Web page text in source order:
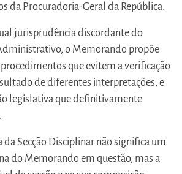
da Procuradoria-Geral da República.
jurisprudência discordante do
o Memorando propõe
que evitem a verificação
de diferentes interpretações, e
legislativa que definitivamente
Secção Disciplinar não significa um
do Memorando em questão, mas a